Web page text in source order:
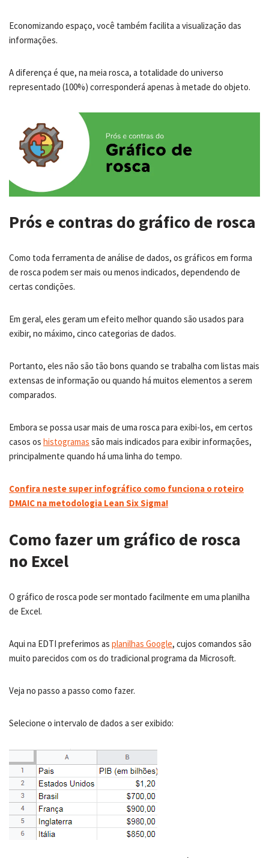
Economizando espaço, você também facilita a visualização das
informações.
A diferença é que, na meia rosca, a totalidade do universo
representado (100%) corresponderá apenas à metade do objeto.
Prós e contras do gráfico de rosca
Como toda ferramenta de análise de dados, os gráficos em forma
de rosca podem ser mais ou menos indicados, dependendo de
certas condições.
Em geral, eles geram um efeito melhor quando são usados para
exibir, no máximo, cinco categorias de dados.
Portanto, eles não são tão bons quando se trabalha com listas mais
extensas de informação ou quando há muitos elementos a serem
comparados.
Embora se possa usar mais de uma rosca para exibi-los, em certos
casos os histogramas são mais indicados para exibir informações,
principalmente quando há uma linha do tempo.
Confira neste super infográfico como funciona o roteiro
DMAIC na metodologia Lean Six Sigma!
Como fazer um gráfico de rosca
no Excel
O gráfico de rosca pode ser montado facilmente em uma planilha
de Excel.
Aqui na EDTI preferimos as planilhas Google, cujos comandos são
muito parecidos com os do tradicional programa da Microsoft.
Veja no passo a passo como fazer.
Selecione o intervalo de dados a ser exibido: